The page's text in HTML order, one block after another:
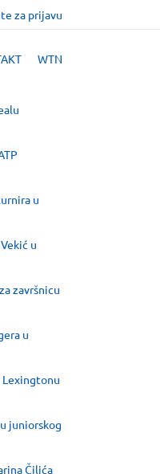
za prijavu
WTN
u
u
završnicu
u
Lexingtonu
juniorskog
Čilića